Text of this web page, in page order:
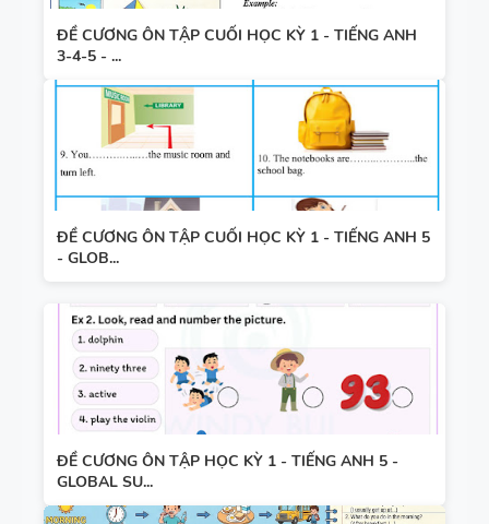
ĐỀ CƯƠNG ÔN TẬP CUỐI HỌC KỲ 1 - TIẾNG ANH
3-4-5 - ...
ĐỀ CƯƠNG ÔN TẬP CUỐI HỌC KỲ 1 - TIẾNG ANH 5
- GLOB...
ĐỀ CƯƠNG ÔN TẬP HỌC KỲ 1 - TIẾNG ANH 5 -
GLOBAL SU...